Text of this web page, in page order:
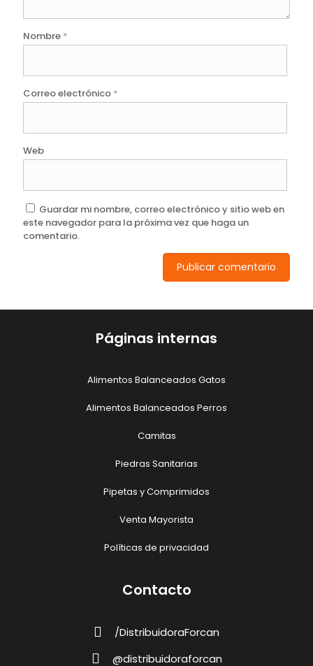
Nombre *
Correo electrónico *
Web
Guardar mi nombre, correo electrónico y sitio web en
este navegador para la próxima vez que haga un
comentario.
Páginas internas
Alimentos Balanceados Gatos
Alimentos Balanceados Perros
Camitas
Piedras Sanitarias
Pipetas y Comprimidos
Venta Mayorista
Políticas de privacidad
Contacto
/DistribuidoraForcan
@distribuidoraforcan